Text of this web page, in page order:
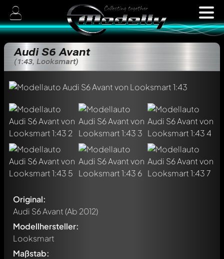
Audi S6 Avant
(1:43, Looksmart)
Original:
Audi S6 Avant(Ab 2012)
Modellhersteller:
Looksmart
Maßstab: